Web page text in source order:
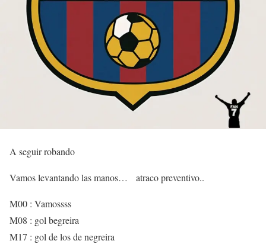
A seguir robando
Vamos levantando las manos… atraco preventivo..
M00 : Vamossss
M08 : gol begreira
M17 : gol de los de negreira